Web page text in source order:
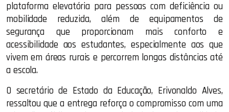
plataforma elevatória para pessoas com deficiência ou
mobilidade reduzida, além de equipamentos de
segurança que proporcionam mais conforto e
acessibilidade aos estudantes, especialmente aos que
vivem em áreas rurais e percorrem longas distâncias até
a escola.
O secretário de Estado da Educação, Erivonaldo Alves,
ressaltou que a entrega reforça o compromisso com uma